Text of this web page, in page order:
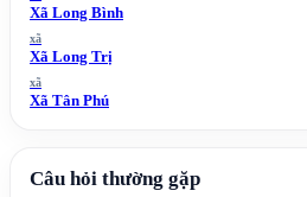
Xã Long Bình
xã
Xã Long Trị
xã
Xã Tân Phú
Câu hỏi thường gặp